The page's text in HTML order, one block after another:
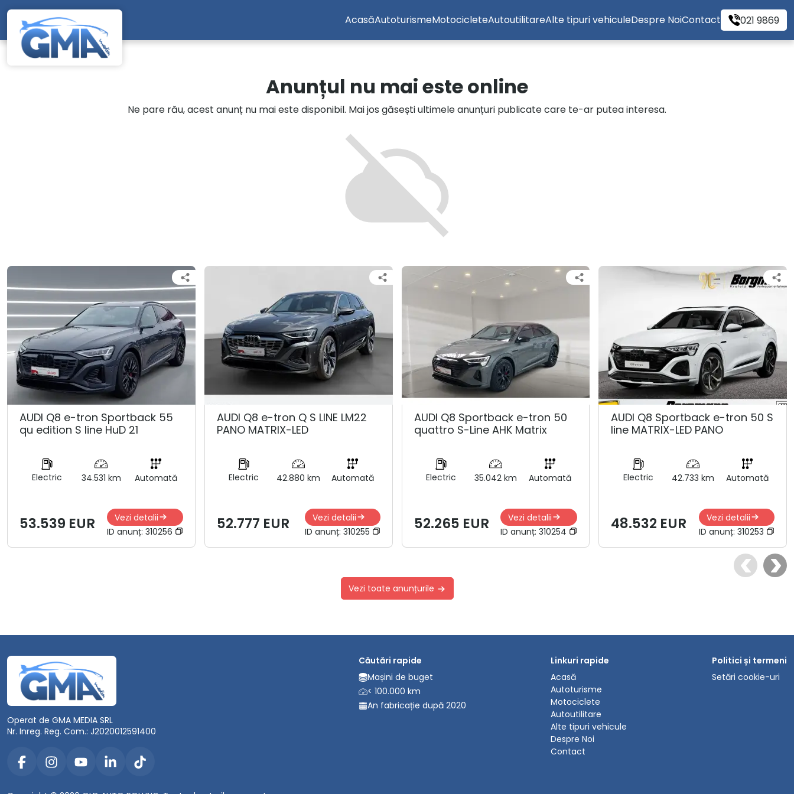
Mergi direct la conținutul principal
AcasăAutoturismeMotocicleteAutoutilitareAlte tipuri vehiculeDespre NoiContact 021 9869
Anunțul nu mai este online
Ne pare rău, acest anunț nu mai este disponibil. Mai jos găsești ultimele anunțuri publicate care te-ar putea interesa.
AUDI Q8 e-tron Sportback 55
qu edition S line HuD 21
Electric 34.531 km Automată
53.539 EUR
Vezi detalii
ID anunț: 310256
AUDI Q8 e-tron Q S LINE LM22
PANO MATRIX-LED
Electric 42.880 km Automată
52.777 EUR
Vezi detalii
ID anunț: 310255
AUDI Q8 Sportback e-tron 50
quattro S-Line AHK Matrix
Electric 35.042 km Automată
52.265 EUR
Vezi detalii
ID anunț:310254
AUDI Q8 Sportback e-tron 50 S
line MATRIX-LED PANO
Electric 42.733 km Automată
48.532 EUR
Vezi detalii
ID anunț: 310253
Vezi toate anunțurile
Operat de GMA MEDIA SRL
Nr. Inreg. Reg. Com.: J2020012591400
Căutări rapide
Mașini de buget
< 100.000 km
An fabricație după 2020
Linkuri rapide
Acasă
Autoturisme
Motociclete
Autoutilitare
Alte tipuri vehicule
Despre Noi
Contact
Politici și termeni
Setări cookie-uri